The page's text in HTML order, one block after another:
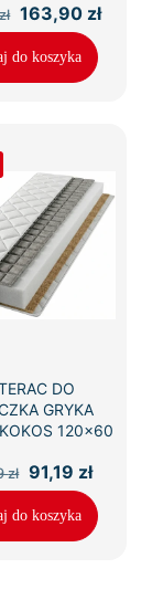
zł Pierwotna
cena
wynosiła:
196,90 zł.
163,90 zł
do koszyka
DO
GRYKA
120×60
zł Pierwotna
cena
wynosiła:
120,89 zł.
91,19 zł
wynosi:
91,19 zł.
do koszyka